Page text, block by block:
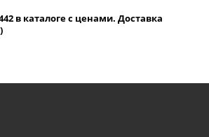
в каталоге с ценами. Доставка